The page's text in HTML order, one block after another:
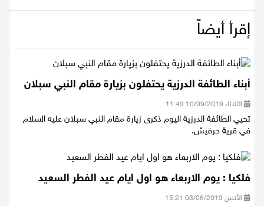
فن
ستوديو انتخابات 2022
إقرأ أيضاً
أبناء الطائفة الدرزية يحتفلون بزيارة مقام النبي سبلان
الثلاثاء 10/09/2019 11:49
تحيي الطائفة الدرزية اليوم ذكرى زيارة مقام النبي سبلان عليه السلام
في قرية حرفيش.
فلكيا : يوم الاربعاء هو اول ايام عيد الفطر السعيد
الأثنين 03/06/2019 15:21